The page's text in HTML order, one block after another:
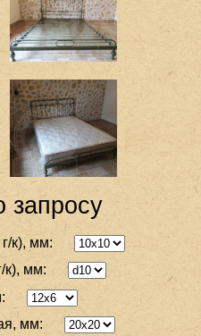
запросу
к), мм:
к), мм:
мм: